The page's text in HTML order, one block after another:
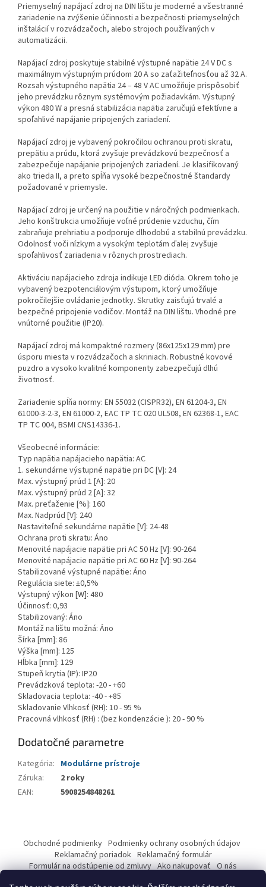
Priemyselný napájací zdroj na DIN lištu je moderné a všestranné
zariadenie na zvýšenie účinnosti a bezpečnosti priemyselných
inštalácií v rozvádzačoch, alebo strojoch používaných v
automatizácii.
Napájací zdroj poskytuje stabilné výstupné napätie 24 V DC s
maximálnym výstupným prúdom 20 A so zaťažiteľnosťou až 32 A.
Rozsah výstupného napätia 24 – 48 V AC umožňuje prispôsobiť
jeho prevádzku rôznym systémovým požiadavkám. Výstupný
výkon 480 W a presná stabilizácia napätia zaručujú efektívne a
spoľahlivé napájanie pripojených zariadení.
Napájací zdroj je vybavený pokročilou ochranou proti skratu,
prepätiu a prúdu, ktorá zvyšuje prevádzkovú bezpečnosť a
zabezpečuje napájanie pripojených zariadení. Je klasifikovaný
ako trieda II, a preto spĺňa vysoké bezpečnostné štandardy
požadované v priemysle.
Napájací zdroj je určený na použitie v náročných podmienkach.
Jeho konštrukcia umožňuje voľné prúdenie vzduchu, čím
zabraňuje prehriatiu a podporuje dlhodobú a stabilnú prevádzku.
Odolnosť voči nízkym a vysokým teplotám ďalej zvyšuje
spoľahlivosť zariadenia v rôznych prostrediach.
Aktiváciu napájacieho zdroja indikuje LED dióda. Okrem toho je
vybavený bezpotenciálovým výstupom, ktorý umožňuje
pokročilejšie ovládanie jednotky. Skrutky zaisťujú trvalé a
bezpečné pripojenie vodičov. Montáž na DIN lištu. Vhodné pre
vnútorné použitie (IP20).
Napájací zdroj má kompaktné rozmery (86x125x129 mm) pre
úsporu miesta v rozvádzačoch a skriniach. Robustné kovové
puzdro a vysoko kvalitné komponenty zabezpečujú dlhú
životnosť.
Zariadenie spĺňa normy: EN 55032 (CISPR32), EN 61204-3, EN
61000-3-2-3, EN 61000-2, EAC TP TC 020 UL508, EN 62368-1, EAC
TP TC 004, BSMI CNS14336-1.
Všeobecné informácie:
Typ napätia napájacieho napätia: AC
1. sekundárne výstupné napätie pri DC [V]: 24
Max. výstupný prúd 1 [A]: 20
Max. výstupný prúd 2 [A]: 32
Max. preťaženie [%]: 160
Max. Nadprúd [V]: 240
Nastaviteľné sekundárne napätie [V]: 24-48
Ochrana proti skratu: Áno
Menovité napájacie napätie pri AC 50 Hz [V]: 90-264
Menovité napájacie napätie pri AC 60 Hz [V]: 90-264
Stabilizované výstupné napätie: Áno
Regulácia siete: ±0,5%
Výstupný výkon [W]: 480
Účinnosť: 0,93
Stabilizovaný: Áno
Montáž na lištu možná: Áno
Šírka [mm]: 86
Výška [mm]: 125
Hĺbka [mm]: 129
Stupeň krytia (IP): IP20
Prevádzková teplota: -20 - +60
Skladovacia teplota: -40 - +85
Skladovanie Vlhkosť (RH): 10 - 95 %
Pracovná vlhkosť (RH) : (bez kondenzácie ): 20 - 90 %
Dodatočné parametre
Kategória: Modulárne prístroje
Záruka:
2 roky
EAN: 5908254848261
ä
Obchodné podmienky Podmienky ochrany osobných údajov
Reklamačný poriadok Reklamačný formulár
Formulár na odstúpenie od zmluvy Ako nakupovať O nás